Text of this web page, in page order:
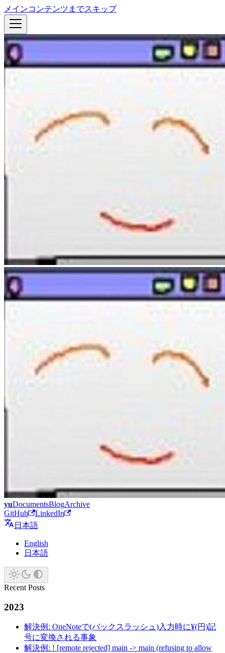
メインコンテンツまでスキップ
yuDocumentsBlogArchive
GitHub
LinkedIn
日本語
English
日本語
Recent Posts
2023
解決例: OneNoteで(バックスラッシュ)入力時に¥(円)記
号に変換される事象
解決例: ! [remote rejected] main -> main (refusing to allow